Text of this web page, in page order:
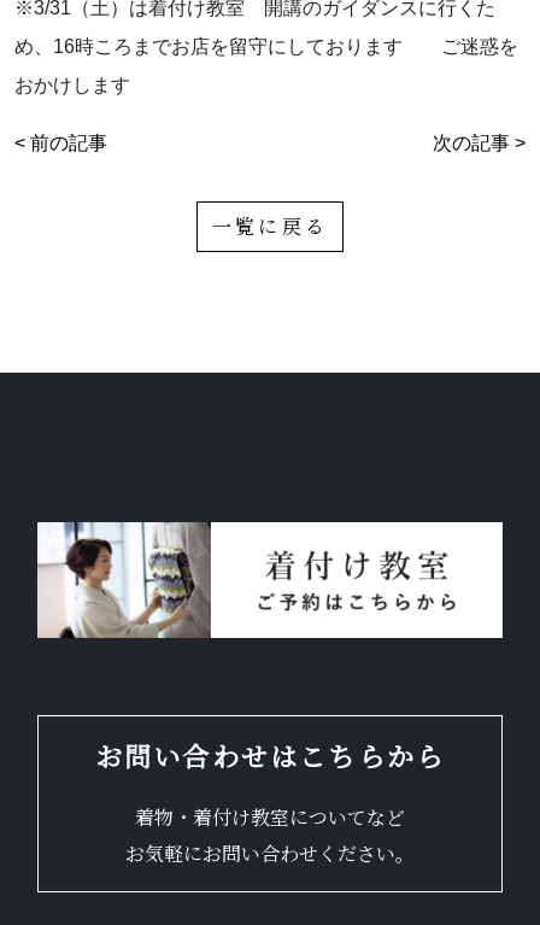
※3/31（土）は着付け教室 開講のガイダンスに行くた
め、16時ころまでお店を留守にしております ご迷惑を
おかけします
< 前の記事 次の記事 >
一覧に戻る
お問い合わせはこちらから
着物・着付け教室についてなど
お気軽にお問い合わせください。